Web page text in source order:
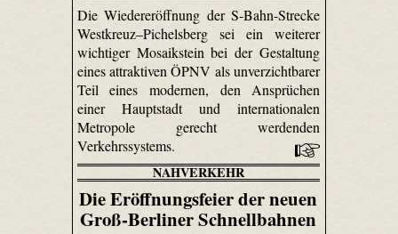
Die Wiedereröffnung der S-Bahn-Strecke
Westkreuz–Pichelsberg sei ein weiterer
wichtiger Mosaikstein bei der Gestaltung
eines attraktiven ÖPNV als unverzichtbarer
Teil eines modernen, den Ansprüchen
einer Hauptstadt und internationalen
Metropole gerecht werdenden
Verkehrssystems.
NAHVERKEHR
Die Eröffnungsfeier der neuen
Groß-Berliner Schnellbahnen